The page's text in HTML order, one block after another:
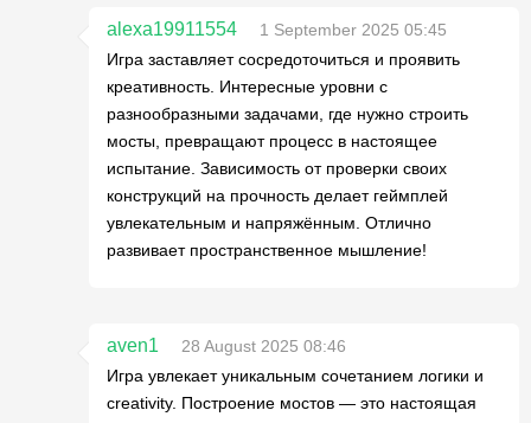
alexa19911554
1 September 2025 05:45
Игра заставляет сосредоточиться и проявить
креативность. Интересные уровни с
разнообразными задачами, где нужно строить
мосты, превращают процесс в настоящее
испытание. Зависимость от проверки своих
конструкций на прочность делает геймплей
увлекательным и напряжённым. Отлично
развивает пространственное мышление!
aven1
28 August 2025 08:46
Игра увлекает уникальным сочетанием логики и
creativity. Построение мостов — это настоящая